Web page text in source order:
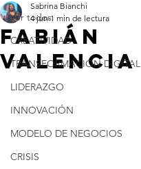
Ver todos
CREATIVIDAD
TRANSFORMACIÓN DIGITAL
LIDERAZGO
INNOVACIÓN
MODELO DE NEGOCIOS
CRISIS
FABIÁN
VALENCIA
Sabrina Bianchi
4 jun 1 min de lectura